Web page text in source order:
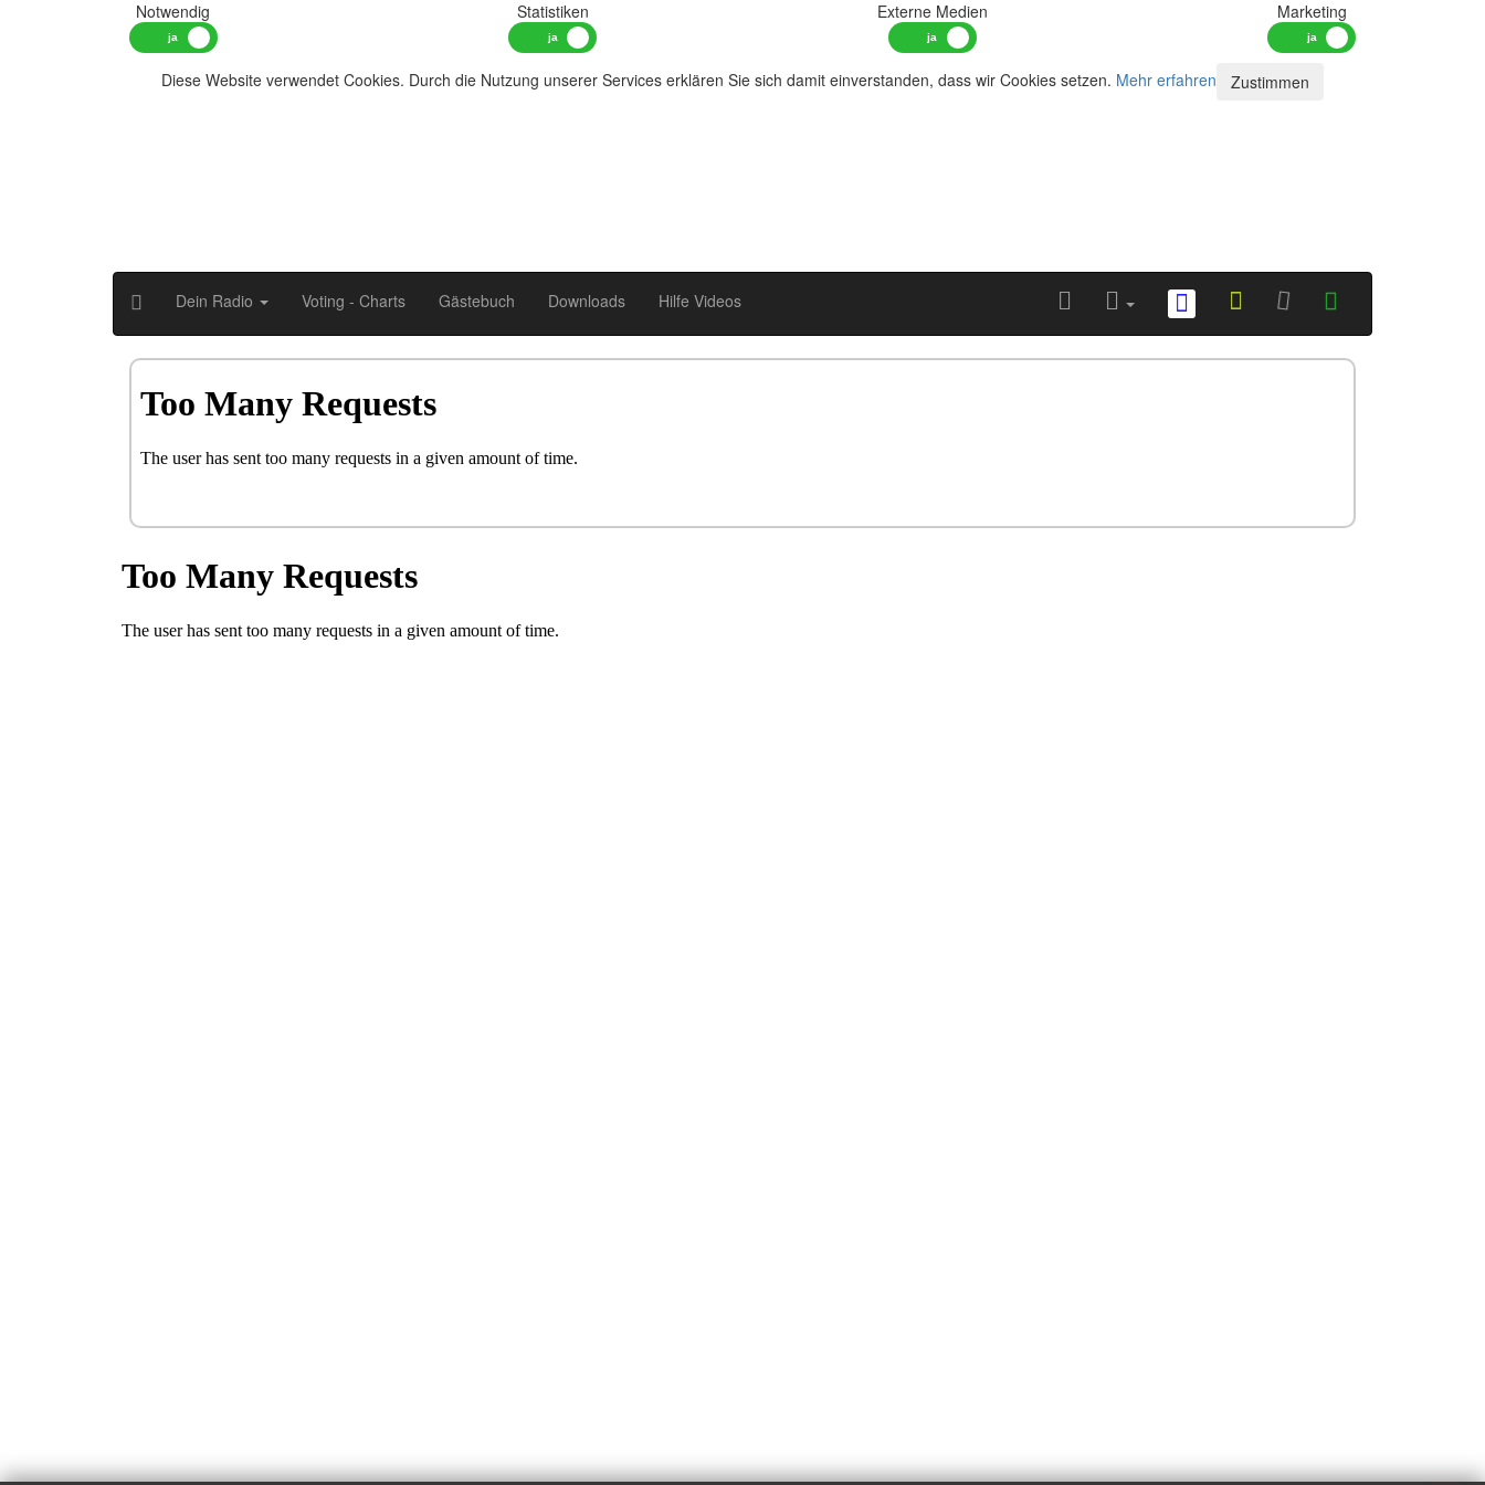
Notwendig Statistiken Externe Medien Marketing
Diese Website verwendet Cookies. Durch die Nutzung unserer Services erklären Sie sich damit einverstanden, dass wir Cookies setzen. Mehr erfahren Zustimmen
Dein Radio Voting - Charts Gästebuch Downloads Hilfe Videos